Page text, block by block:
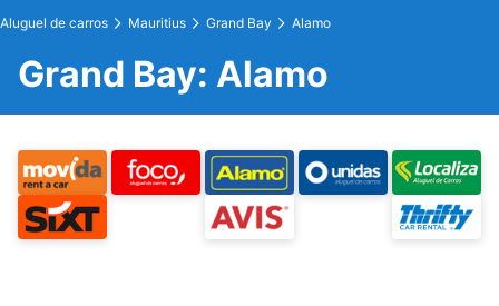
Aluguel de carros Mauritius Grand Bay Alamo
Grand Bay: Alamo